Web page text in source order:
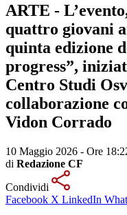
ARTE -
quattro giovani
quinta edizione
progress”,
Centro Studi
collaborazione
Vidon Corrado
10 Maggio 2026 - Ore
di Redazione CF
Condividi
Facebook X LinkedIn